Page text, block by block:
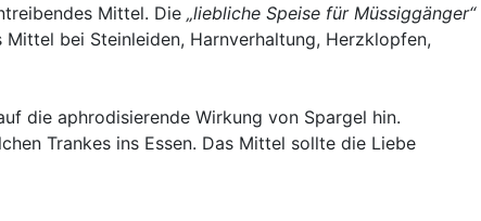
Mittel. Die „liebliche Speise für Müssiggänger“
bei Steinleiden, Harnverhaltung, Herzklopfen,
die aphrodisierende Wirkung von Spargel hin.
Trankes ins Essen. Das Mittel sollte die Liebe